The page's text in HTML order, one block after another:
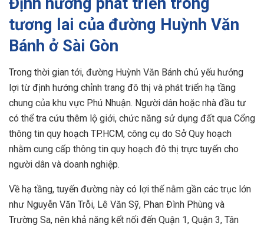
tương lai của đường Huỳnh Văn
Bánh ở Sài Gòn
Trong thời gian tới, đường Huỳnh Văn Bánh chủ yếu hưởng
lợi từ định hướng chỉnh trang đô thị và phát triển hạ tầng
chung của khu vực Phú Nhuận. Người dân hoặc nhà đầu tư
có thể tra cứu thêm lộ giới, chức năng sử dụng đất qua Cổng
thông tin quy hoạch TP.HCM, công cụ do Sở Quy hoạch
nhằm cung cấp thông tin quy hoạch đô thị trực tuyến cho
người dân và doanh nghiệp.
Về hạ tầng, tuyến đường này có lợi thế nằm gần các trục lớn
như Nguyễn Văn Trỗi, Lê Văn Sỹ, Phan Đình Phùng và
Trường Sa, nên khả năng kết nối đến Quận 1, Quận 3, Tân